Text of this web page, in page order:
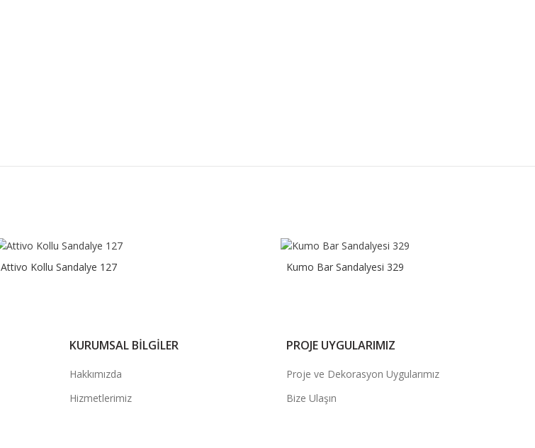
Attivo Kollu Sandalye 127 Kumo Bar Sandalyesi 329
KURUMSAL BILGILER
Hakkımızda
Hizmetlerimiz
PROJE UYGULARIMIZ
Proje ve Dekorasyon Uygularımız
Bize Ulaşın